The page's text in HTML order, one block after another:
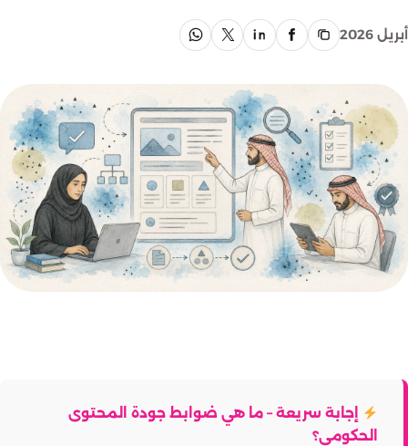
أبريل 2026
إجابة سريعة – ما هي ضوابط جودة المحتوى
الحكومي؟